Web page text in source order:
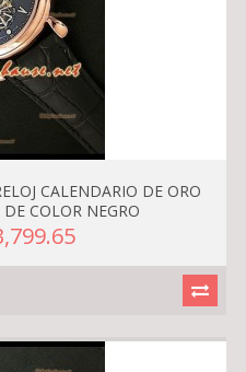
CALENDARIO DE ORO
COLOR NEGRO